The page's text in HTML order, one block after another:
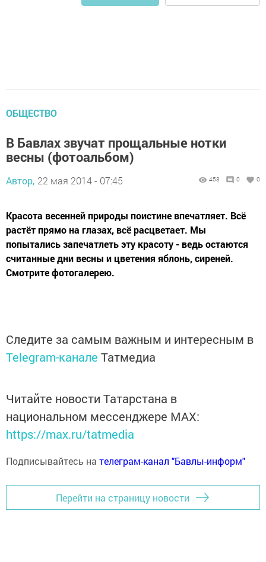
ОБЩЕСТВО
В Бавлах звучат прощальные нотки
весны (фотоальбом)
Автор, 22 мая 2014 - 07:45 453 0 0
Красота весенней природы поистине впечатляет. Всё
растёт прямо на глазах, всё расцветает. Мы
попытались запечатлеть эту красоту - ведь остаются
считанные дни весны и цветения яблонь, сиреней.
Смотрите фотогалерею.
Следите за самым важным и интересным в
Telegram-канале Татмедиа
Читайте новости Татарстана в
национальном мессенджере MАХ:
https://max.ru/tatmedia
Подписывайтесь на телеграм-канал "Бавлы-информ"
Перейти на страницу новости